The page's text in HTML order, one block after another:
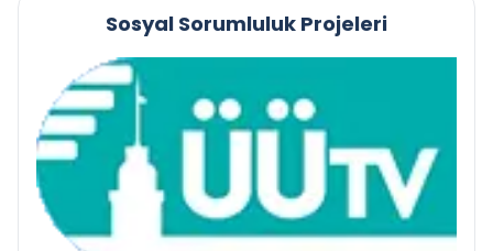
Sosyal Sorumluluk Projeleri